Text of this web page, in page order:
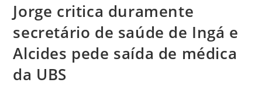
Jorge critica duramente
secretário de saúde de Ingá e
Alcides pede saída de médica
da UBS